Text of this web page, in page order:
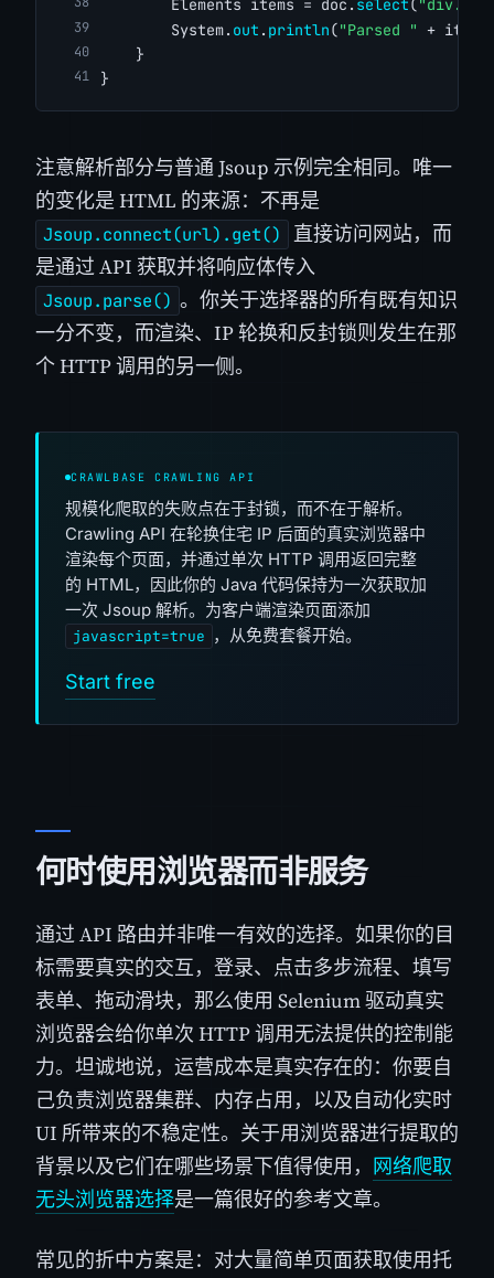
        Elements items = doc.
select(
        System.
out . println("Parsed " +
    }
}
注意解析部分与普通 Jsoup 示例完全相同。唯一
的变化是 HTML 的来源：不再是
Jsoup.connect(url).get()
直接访问网站，而
是通过 API 获取并将响应体传入
Jsoup.parse() 。你关于选择器的所有既有知识
一分不变，而渲染、IP 轮换和反封锁则发生在那
个 HTTP 调用的另一侧。
CRAWLBASE CRAWLING API
规模化爬取的失败点在于封锁，而不在于解析。
Crawling API 在轮换住宅 IP 后面的真实浏览器中
渲染每个页面，并通过单次 HTTP 调用返回完整
的 HTML，因此你的 Java 代码保持为一次获取加
一次 Jsoup 解析。为客户端渲染页面添加
javascript=true ，从免费套餐开始。
Start free
何时使用浏览器而非服务
通过 API 路由并非唯一有效的选择。如果你的目
标需要真实的交互，登录、点击多步流程、填写
表单、拖动滑块，那么使用 Selenium 驱动真实
浏览器会给你单次 HTTP 调用无法提供的控制能
力。坦诚地说，运营成本是真实存在的：你要自
己负责浏览器集群、内存占用，以及自动化实时
UI 所带来的不稳定性。关于用浏览器进行提取的
背景以及它们在哪些场景下值得使用， 网络爬取
无头浏览器选择是一篇很好的参考文章。
常见的折中方案是：对大量简单页面获取使用托